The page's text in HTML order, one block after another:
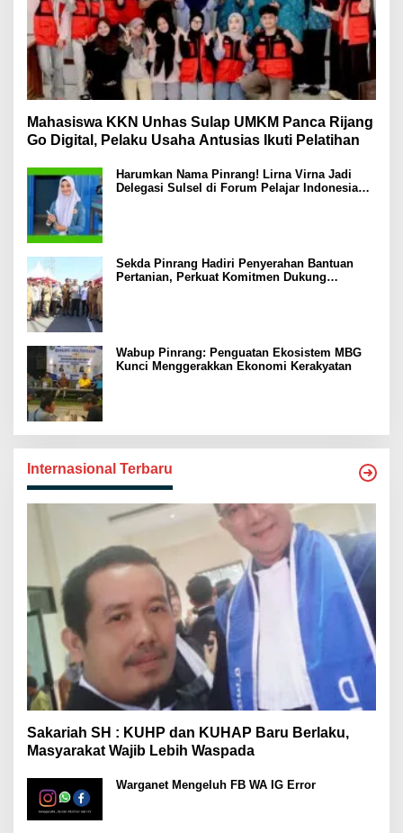
Mahasiswa KKN Unhas Sulap UMKM Panca Rijang
Go Digital, Pelaku Usaha Antusias Ikuti Pelatihan
Harumkan Nama Pinrang! Lirna Virna Jadi
Delegasi Sulsel di Forum Pelajar Indonesia
Sekda Pinrang Hadiri Penyerahan Bantuan
Pertanian, Perkuat Komitmen Dukung
Wabup Pinrang: Penguatan Ekosistem MBG
Kunci Menggerakkan Ekonomi Kerakyatan
Internasional Terbaru
Sakariah SH : KUHP dan KUHAP Baru Berlaku,
Masyarakat Wajib Lebih Waspada
Warganet Mengeluh FB WA IG Error